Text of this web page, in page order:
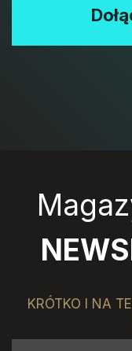
KRÓTKO I NA